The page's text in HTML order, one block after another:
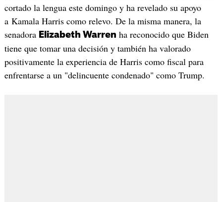
cortado la lengua este domingo y ha revelado su apoyo
a Kamala Harris como relevo. De la misma manera, la
senadora Elizabeth Warren ha reconocido que Biden
tiene que tomar una decisión y también ha valorado
positivamente la experiencia de Harris como fiscal para
enfrentarse a un "delincuente condenado" como Trump.